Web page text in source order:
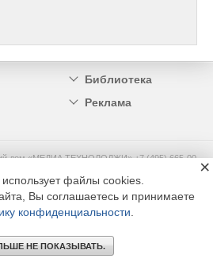
Библиотека
Реклама
дом «МЕДИА ТЕХНОЛОДЖИ» +7 (495) 665-00-
использует файлы cookies.
Вы соглашаетесь и принимаете
конфиденциальности
НЕ ПОКАЗЫВАТЬ.
×